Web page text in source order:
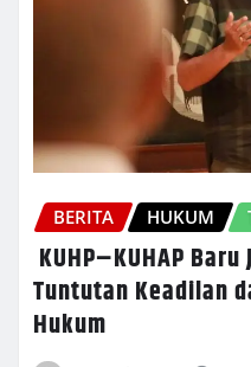
BERITA HUKUM
KUHP–KUHAP
Tuntutan Keadilan
Hukum